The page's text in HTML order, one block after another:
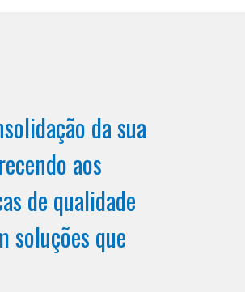
da sua
aos
de qualidade
soluções que